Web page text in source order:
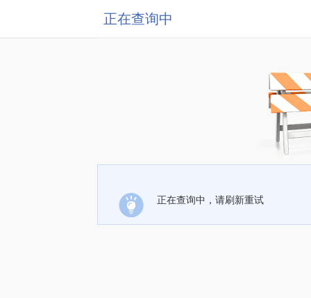
正在查询中
正在查询中，请刷新重试